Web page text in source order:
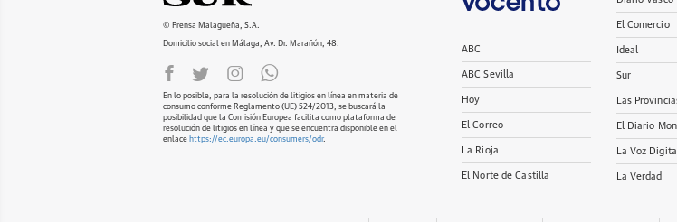
© Prensa Malagueña, S.A.
Domicilio social en Málaga, Av. Dr. Marañón, 48.
En lo posible, para la resolución de litigios en línea en materia de
consumo conforme Reglamento (UE) 524/2013, se buscará la
posibilidad que la Comisión Europea facilita como plataforma de
resolución de litigios en línea y que se encuentra disponible en el
enlace https://ec.europa.eu/consumers/odr.
ABC
ABC Sevilla
Hoy
El Correo
La Rioja
El Norte de Castilla
El Comercio
Ideal
Sur
Las
El Diario
La Voz Digital
La Verdad